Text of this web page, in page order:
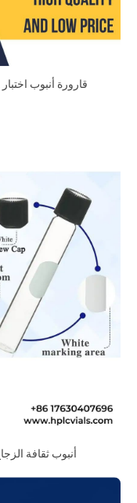
قارورة أنبوب
أنبوب ثقافة